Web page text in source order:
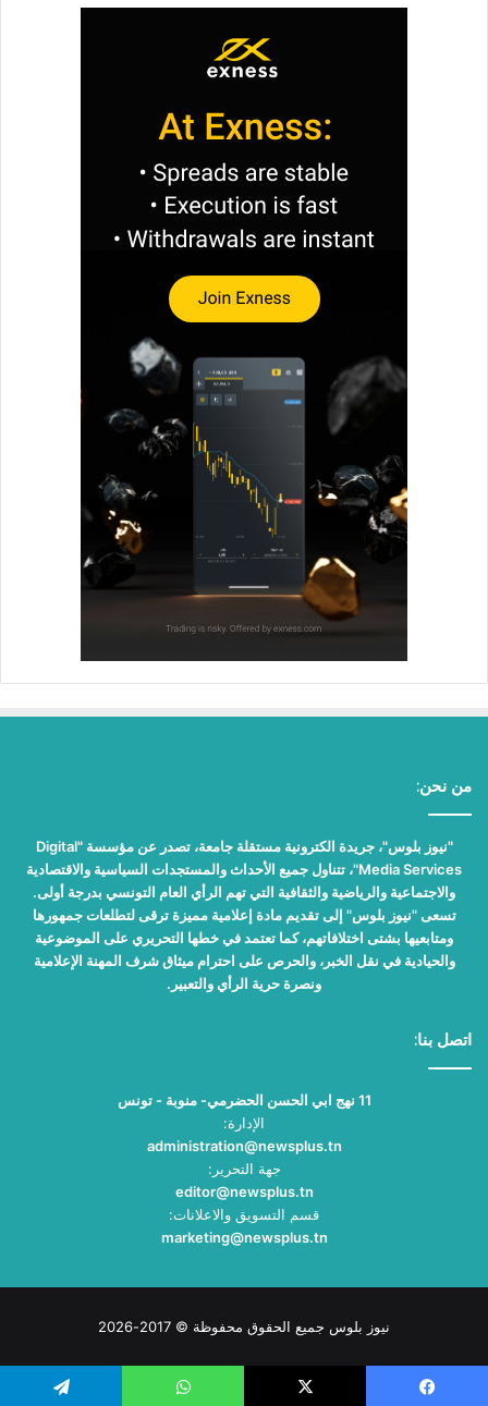
من نحن:
"نيوز بلوس"، جريدة الكترونية مستقلة جامعة، تصدر عن مؤسسة "Digital
Media Services"، تتناول جميع الأحداث والمستجدات السياسية والاقتصادية
والاجتماعية والرياضية والثقافية التي تهم الرأي العام التونسي بدرجة أولى.
تسعى "نيوز بلوس" إلى تقديم مادة إعلامية مميزة ترقى لتطلعات جمهورها
ومتابعيها بشتى اختلافاتهم، كما تعتمد في خطها التحريري على الموضوعية
والحيادية في نقل الخبر، والحرص على احترام ميثاق شرف المهنة الإعلامية
ونصرة حرية الرأي والتعبير.
اتصل بنا:
11 نهج ابي الحسن الحضرمي- منوبة - تونس
الإدارة:
administration@newsplus.tn
جهة التحرير:
editor@newsplus.tn
قسم التسويق والاعلانات:
marketing@newsplus.tn
نيوز بلوس جميع الحقوق محفوظة © 2017-2026